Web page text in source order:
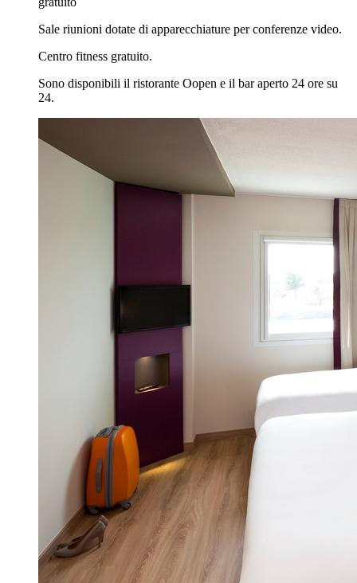
Sale riunioni dotate di apparecchiature per conferenze video.
Centro fitness gratuito.
Sono disponibili il ristorante Oopen e il bar aperto 24 ore su
24.